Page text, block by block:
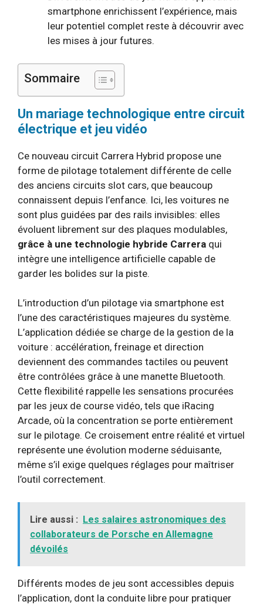
smartphone enrichissent l’expérience, mais
leur potentiel complet reste à découvrir avec
les mises à jour futures.
Sommaire
Un mariage technologique entre circuit
électrique et jeu vidéo
Ce nouveau circuit Carrera Hybrid propose une
forme de pilotage totalement différente de celle
des anciens circuits slot cars, que beaucoup
connaissent depuis l’enfance. Ici, les voitures ne
sont plus guidées par des rails invisibles: elles
évoluent librement sur des plaques modulables,
grâce à une technologie hybride Carrera qui
intègre une intelligence artificielle capable de
garder les bolides sur la piste.
L’introduction d’un pilotage via smartphone est
l’une des caractéristiques majeures du système.
L’application dédiée se charge de la gestion de la
voiture : accélération, freinage et direction
deviennent des commandes tactiles ou peuvent
être contrôlées grâce à une manette Bluetooth.
Cette flexibilité rappelle les sensations procurées
par les jeux de course vidéo, tels que iRacing
Arcade, où la concentration se porte entièrement
sur le pilotage. Ce croisement entre réalité et virtuel
représente une évolution moderne séduisante,
même s’il exige quelques réglages pour maîtriser
l’outil correctement.
Lire aussi : Les salaires astronomiques des
collaborateurs de Porsche en Allemagne
dévoilés
Différents modes de jeu sont accessibles depuis
l’application, dont la conduite libre pour pratiquer